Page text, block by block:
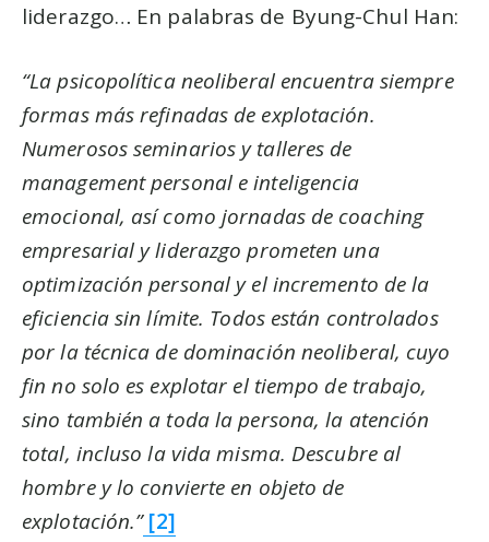
liderazgo… En palabras de Byung-Chul Han:
“La psicopolítica neoliberal encuentra siempre
formas más refinadas de explotación.
Numerosos seminarios y talleres de
management personal e inteligencia
emocional, así como jornadas de coaching
empresarial y liderazgo prometen una
optimización personal y el incremento de la
eficiencia sin límite. Todos están controlados
por la técnica de dominación neoliberal, cuyo
fin no solo es explotar el tiempo de trabajo,
sino también a toda la persona, la atención
total, incluso la vida misma. Descubre al
hombre y lo convierte en objeto de
explotación.”[2]